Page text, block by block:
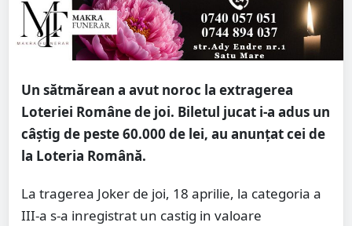
Un sătmărean a avut noroc la extragerea
Loteriei Române de joi. Biletul jucat i-a adus un
câștig de peste 60.000 de lei, au anunțat cei de
la Loteria Română.
La tragerea Joker de joi, 18 aprilie, la categoria a
III-a s-a inregistrat un castig in valoare